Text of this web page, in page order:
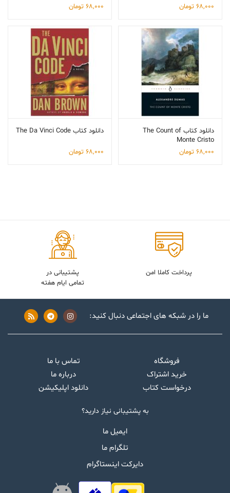
68,000 تومان
68,000 تومان
دانلود کتاب The Count of
Monte Cristo
68,000 تومان
دانلود کتاب The Da Vinci Code
68,000 تومان
پرداخت کاملا امن
پشتیبانی در
تمامی ایام هفته
ما را در شبکه های اجتماعی دنبال کنید:
فروشگاه
خرید اشتراک
درخواست کتاب
تماس با ما
درباره ما
دانلود اپلیکیشن
به پشتیبانی نیاز دارید؟
ایمیل ما
تلگرام ما
دایرکت اینستاگرام